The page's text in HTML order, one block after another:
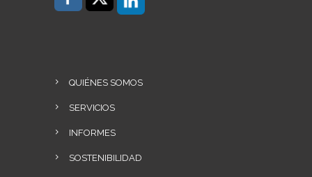
QUIÉNES SOMOS
SERVICIOS
INFORMES
SOSTENIBILIDAD